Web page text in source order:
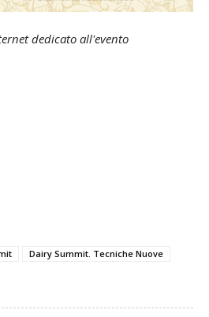
dedicato all'evento
Dairy Summit. Tecniche Nuove